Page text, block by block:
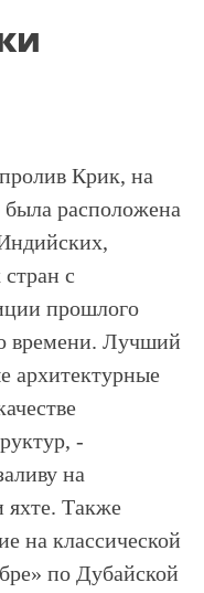
Крик, на
была расположена
с
прошлого
времени. Лучший
архитектурные
-
на
яхте. Также
на классической
по Дубайской